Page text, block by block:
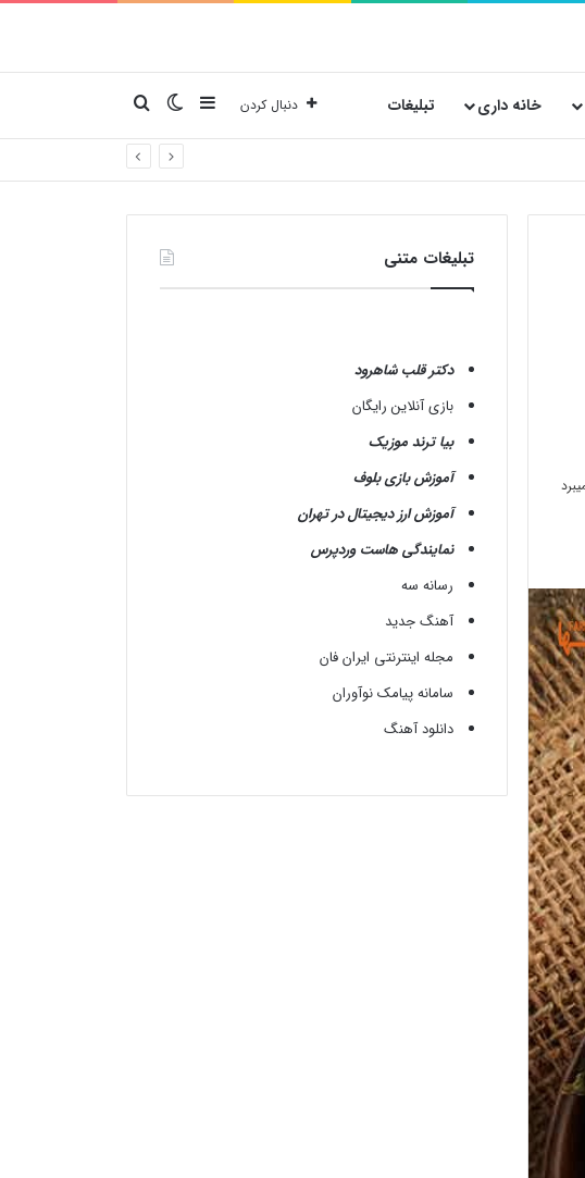
خانه داری تبلیغات دنبال کردن نوارکناریتغییر پوسته
جستجو برای
تبلیغات متنی
دکتر قلب شاهرود
بازی آنلاین رایگان
بیا ترند موزیک
آموزش بازی بلوف
آموزش ارز دیجیتال در تهران
نمایندگی هاست وردپرس
رسانه سه
آهنگ جدید
مجله اینترنتی ایران فان
سامانه پیامک نوآوران
دانلود آهنگ